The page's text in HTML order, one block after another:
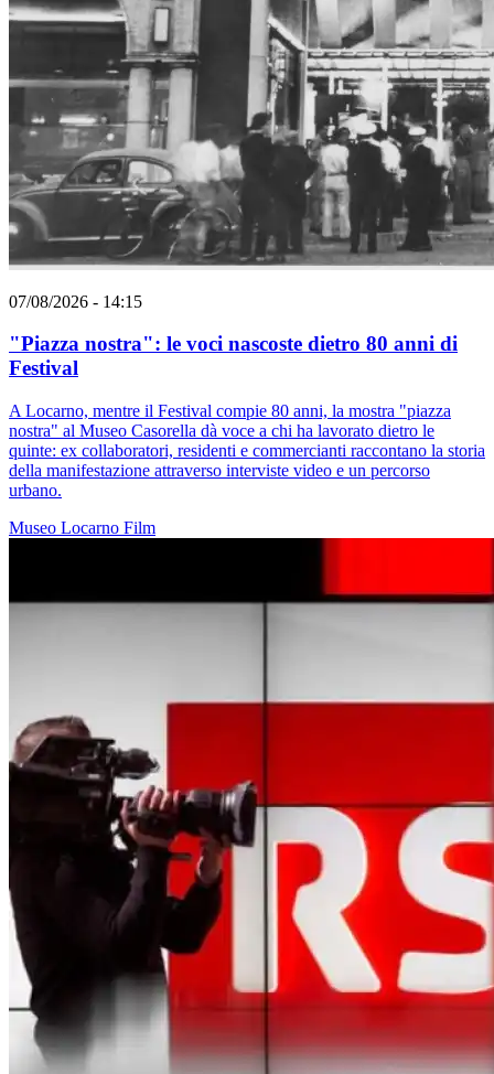
07/08/2026 - 14:15
"Piazza nostra": le voci nascoste dietro 80 anni di
Festival
A Locarno, mentre il Festival compie 80 anni, la mostra "piazza
nostra" al Museo Casorella dà voce a chi ha lavorato dietro le
quinte: ex collaboratori, residenti e commercianti raccontano la storia
della manifestazione attraverso interviste video e un percorso
urbano.
Museo Locarno Film